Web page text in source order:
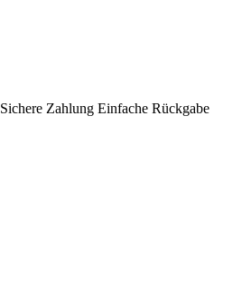
Sichere Zahlung Einfache Rückgabe